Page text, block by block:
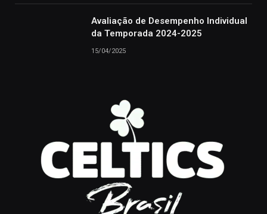
Avaliação de Desempenho Individual
da Temporada 2024-2025
15/04/2025